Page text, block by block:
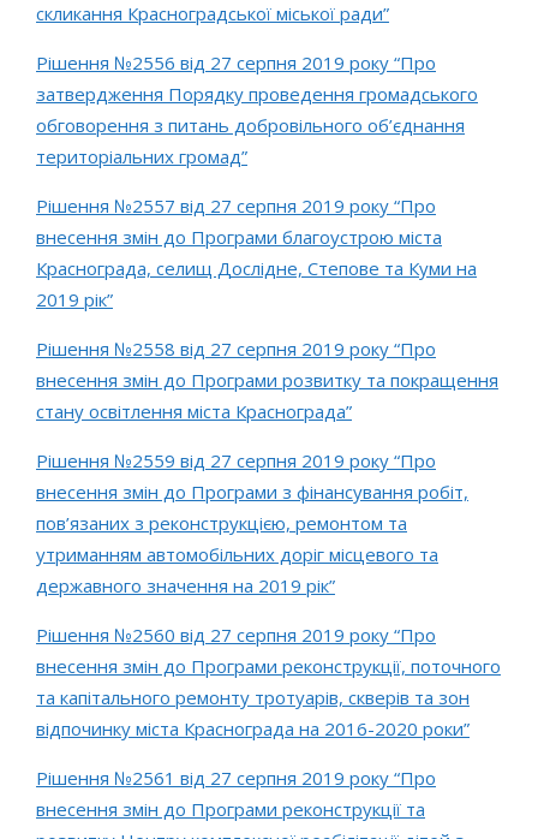
скликання Красноградської міської ради”
Рішення №2556 від 27 серпня 2019 року “Про
затвердження Порядку проведення громадського
обговорення з питань добровільного об’єднання
територіальних громад”
Рішення №2557 від 27 серпня 2019 року “Про
внесення змін до Програми благоустрою міста
Краснограда, селищ Дослідне, Степове та Куми на
2019 рік”
Рішення №2558 від 27 серпня 2019 року “Про
внесення змін до Програми розвитку та покращення
стану освітлення міста Краснограда”
Рішення №2559 від 27 серпня 2019 року “Про
внесення змін до Програми з фінансування робіт,
пов’язаних з реконструкцією, ремонтом та
утриманням автомобільних доріг місцевого та
державного значення на 2019 рік”
Рішення №2560 від 27 серпня 2019 року “Про
внесення змін до Програми реконструкції, поточного
та капітального ремонту тротуарів, скверів та зон
відпочинку міста Краснограда на 2016-2020 роки”
Рішення №2561 від 27 серпня 2019 року “Про
внесення змін до Програми реконструкції та